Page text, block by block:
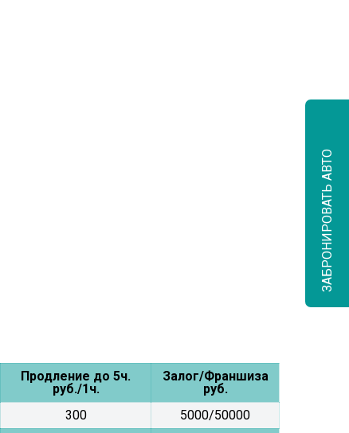
ЗАБРОНИРОВАТЬ АВТО
Продление до 5ч.
руб./1ч.
Залог/Франшиза
руб.
300
5000/50000